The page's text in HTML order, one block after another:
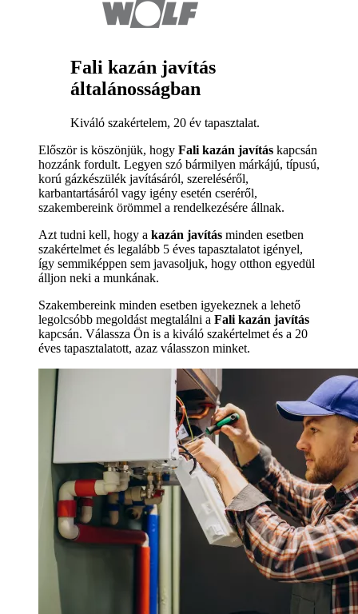
Fali kazán javítás
általánosságban
Kiváló szakértelem, 20 év tapasztalat.
Először is köszönjük, hogy Fali kazán javítás kapcsán
hozzánk fordult. Legyen szó bármilyen márkájú, típusú,
korú gázkészülék javításáról, szereléséről,
karbantartásáról vagy igény esetén cseréről,
szakembereink örömmel a rendelkezésére állnak.
Azt tudni kell, hogy a kazán javítás minden esetben
szakértelmet és legalább 5 éves tapasztalatot igényel,
így semmiképpen sem javasoljuk, hogy otthon egyedül
álljon neki a munkának.
Szakembereink minden esetben igyekeznek a lehető
legolcsóbb megoldást megtalálni a Fali kazán javítás
kapcsán. Válassza Ön is a kiváló szakértelmet és a 20
éves tapasztalatott, azaz válasszon minket.